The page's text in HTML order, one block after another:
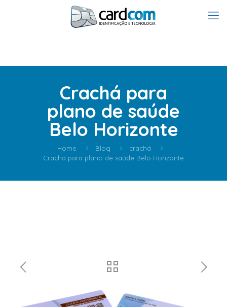
Crachá para
plano de saúde
Belo Horizonte
Home Blog
crachá
Crachá para plano de saúde Belo Horizonte